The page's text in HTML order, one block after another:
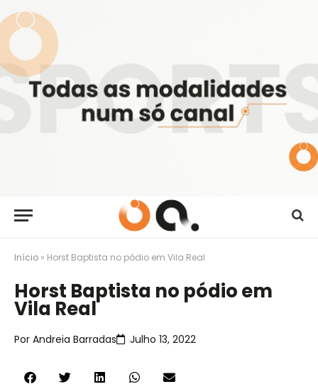
Início » Horst Baptista no pódio em Vila Real
Horst Baptista no pódio em
Vila Real
Por Andreia Barradas Julho 13, 2022